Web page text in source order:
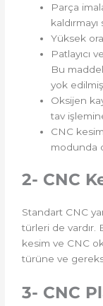
Parça
kaldırmayı
Yüksek
Patlayıcı
Bu
yok
Oksijen
tav
CNC
modunda
2- CNC
Standart CNC
türleri de vardır.
kesim ve CNC
türüne ve
3- CNC